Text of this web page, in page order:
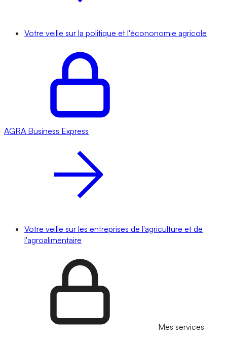
Votre veille sur la politique et l'écononomie agricole
AGRA Business Express
Votre veille sur les entreprises de l'agriculture et de
l'agroalimentaire
Mes services